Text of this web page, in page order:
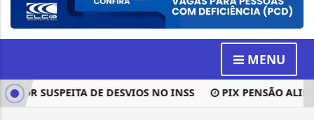
MENU
SUSPEITA DE DESVIOS NO INSS PIX PENSÃO